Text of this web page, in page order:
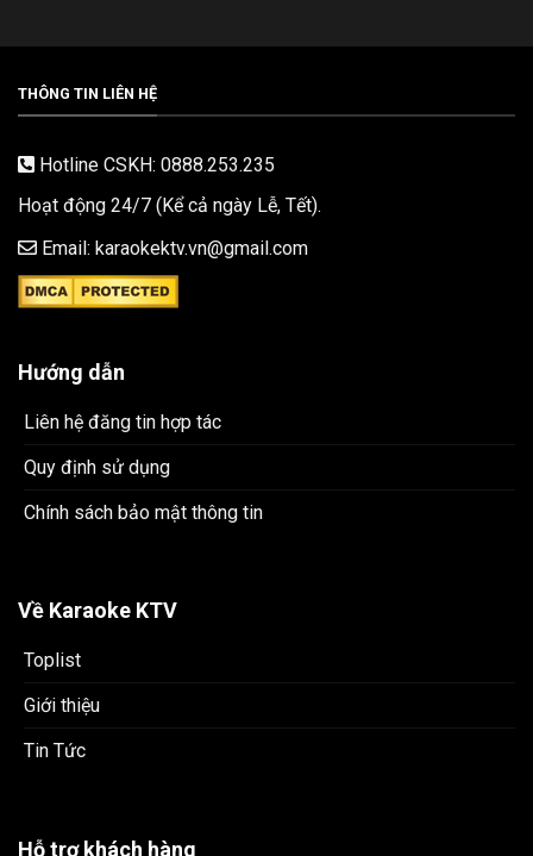
THÔNG TIN LIÊN HỆ
Hotline CSKH: 0888.253.235
Hoạt động 24/7 (Kể cả ngày Lễ, Tết).
Email: karaokektv.vn@gmail.com
Hướng dẫn
Liên hệ đăng tin hợp tác
Quy định sử dụng
Chính sách bảo mật thông tin
Về Karaoke KTV
Toplist
Giới thiệu
Tin Tức
Hỗ trợ khách hàng